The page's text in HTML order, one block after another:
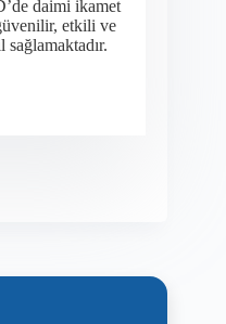
daimi ikamet
etkili ve